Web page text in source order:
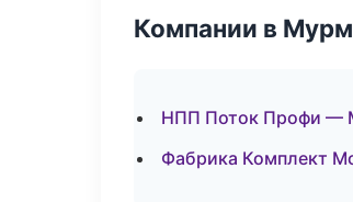
Компании в
НПП Поток Профи —
Фабрика Комплект